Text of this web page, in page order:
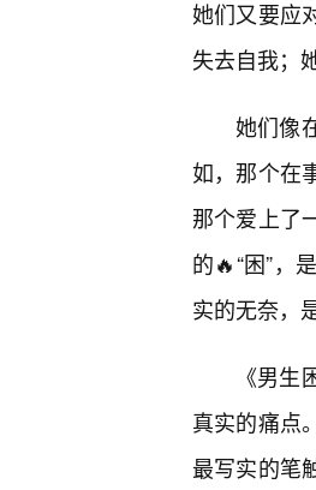
她们又要应
失去自我；
她们像
如，那个在
那个爱上了
的🔥“困”，
实的无奈，
《男
真实的痛点
最写实的笔